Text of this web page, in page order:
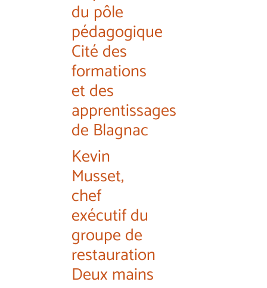
du pôle
pédagogique
Cité des
formations
et des
apprentissages
de Blagnac
Kevin
Musset,
chef
exécutif du
groupe de
restauration
Deux mains